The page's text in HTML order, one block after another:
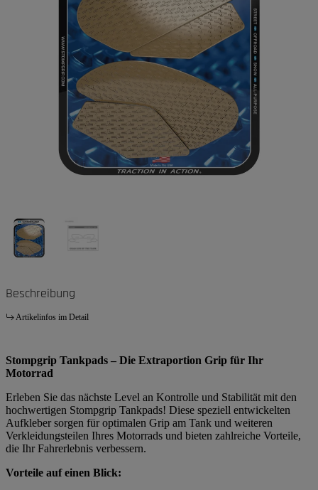
Beschreibung
Artikelinfos im Detail
Stompgrip Tankpads – Die Extraportion Grip für Ihr
Motorrad
Erleben Sie das nächste Level an Kontrolle und Stabilität mit den
hochwertigen Stompgrip Tankpads! Diese speziell entwickelten
Aufkleber sorgen für optimalen Grip am Tank und weiteren
Verkleidungsteilen Ihres Motorrads und bieten zahlreiche Vorteile,
die Ihr Fahrerlebnis verbessern.
Vorteile auf einen Blick: